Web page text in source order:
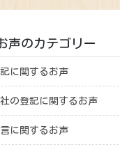
声のカテゴリー
に関するお声
の登記に関するお声
に関するお声